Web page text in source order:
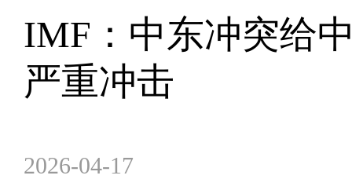
IMF：中东冲突给
严重冲击
2026-04-17